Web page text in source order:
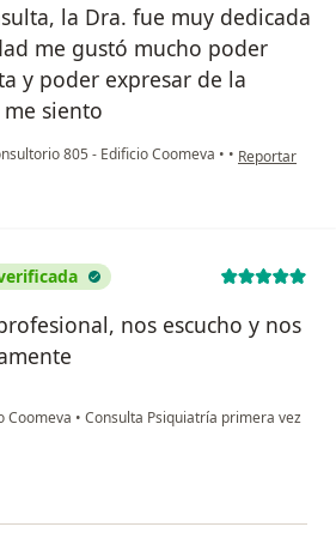
la Dra. fue muy dedicada
me gustó mucho poder
y poder expresar de la
siento
805 - Edificio Coomeva • • en opinión
Reportar
nos escucho y nos
Coomeva • Consulta Psiquiatría primera vez